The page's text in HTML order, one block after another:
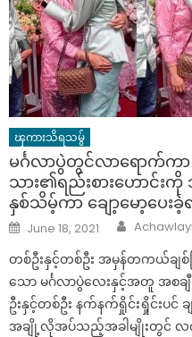
ၾကားသိရသမွ်
မင်္ဂလာပွဲတွင်လာရောက်
သား၏ရည်းစားဟောင်း
နှစ်သိမ့်ကာ ချော့မော့ပေး
Posted
on
June 18, 2021 Author
တစ်ဦးနှင့်တစ်ဦး အမှန်တကယ်ခ
သော မင်္ဂလာပွဲလေးနှင့်အတူ အ
ဦးနှင့်တစ်ဦး နက်နက်ရှိုင်းရှိုင်းပ
အချို့လိုအပ်သည့်အခါမျိုးတွင်